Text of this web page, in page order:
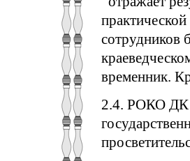
сотрудников
временник.
2.4. РОКО ДК